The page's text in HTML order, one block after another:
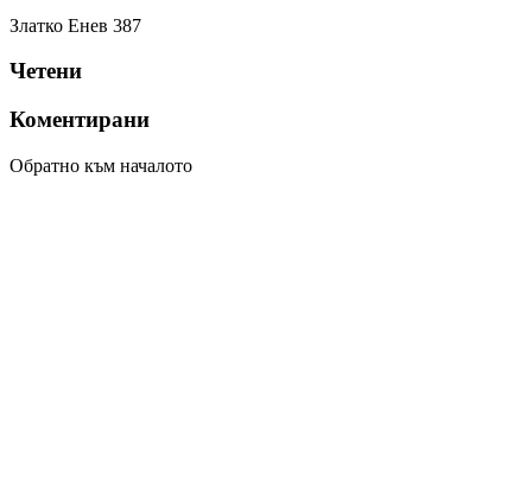
Златко Енев 387
Четени
Коментирани
Обратно към началото